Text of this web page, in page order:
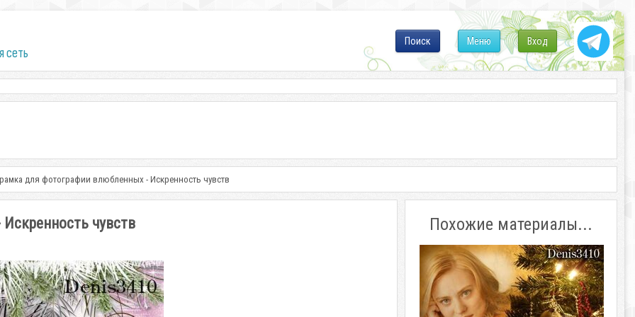
сеть
Вход
Меню
Поиск
для фотографии влюбленных - Искренность чувств
чувств Похожие материалы...